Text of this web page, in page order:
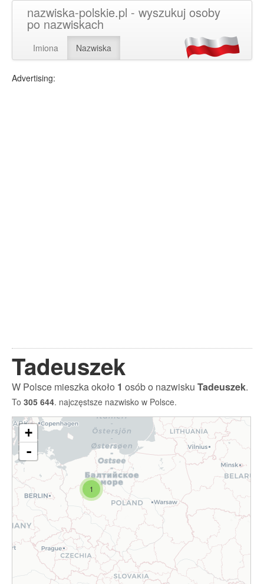
nazwiska-polskie.pl - wyszukuj osoby
po nazwiskach
Imiona Nazwiska
Advertising:
Tadeuszek
W Polsce mieszka około 1 osób o nazwisku Tadeuszek.
To 305 644. najczęstsze nazwisko w Polsce.
1
+
-